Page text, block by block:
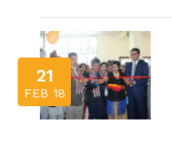
21
FEB 18